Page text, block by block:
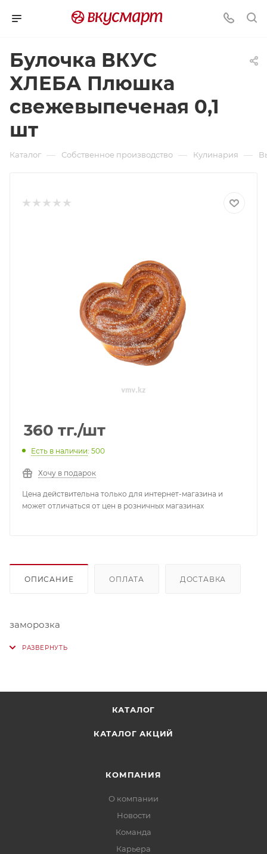
Булочка ВКУС
ХЛЕБА Плюшка
свежевыпеченая 0,1
шт
Каталог — Собственное производство — Кулинария —
360 тг./шт
Есть в наличии: 500
Хочу в подарок
Цена действительна только для интернет-магазина и
может отличаться от цен в розничных магазинах
ОПИСАНИЕ ОПЛАТА ДОСТАВКА
заморозка
КАТАЛОГ
КАТАЛОГ АКЦИЙ
КОМПАНИЯ
О компании
Новости
Команда
Карьера